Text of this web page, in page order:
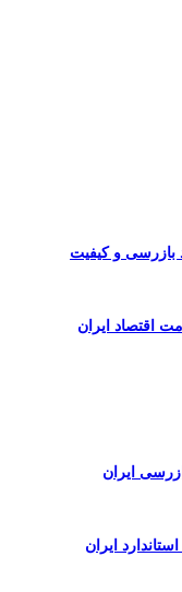
بازرسی و کیفیت
اقتصاد ایران
ایران
ایران